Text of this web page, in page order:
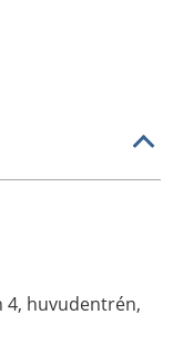
4, huvudentrén,